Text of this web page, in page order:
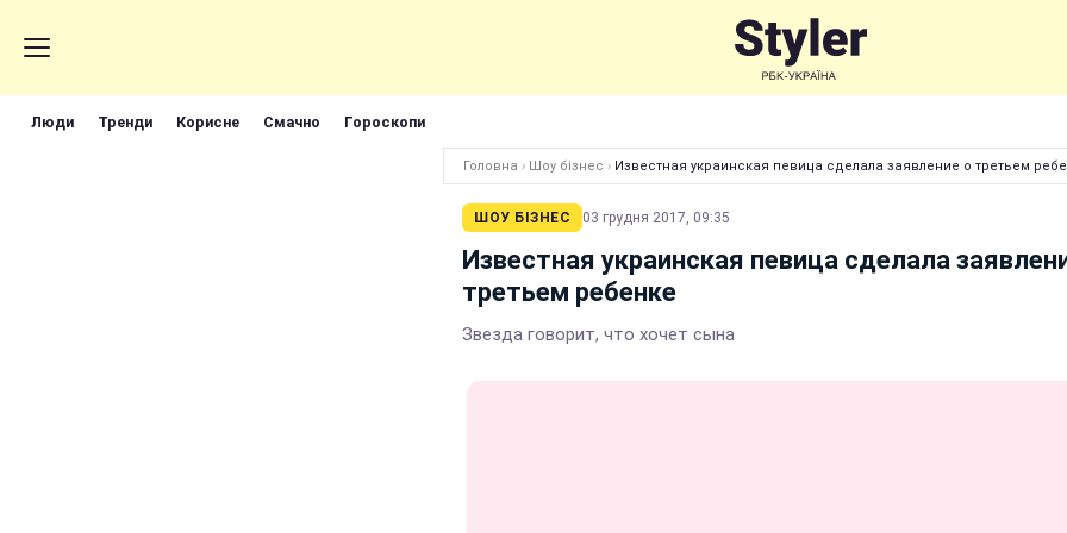
Люди Тренди Корисне Смачно Гороскопи
Головна › Шоу бізнес › Известная украинская певица сделала заявление о третьем
ШОУ БІЗНЕС 03 грудня 2017, 09:35
Известная украинская певица сделала
третьем ребенке
Звезда говорит, что хочет сына